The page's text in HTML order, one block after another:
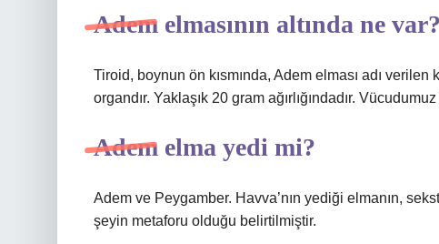
Adem elmasının altında ne var?
Tiroid, boynun ön kısmında, Adem elması adı
organdır. Yaklaşık 20 gram ağırlığındadır.
Adem elma yedi mi?
Adem ve Peygamber. Havva’nın yediği elmanın,
şeyin metaforu olduğu belirtilmiştir.